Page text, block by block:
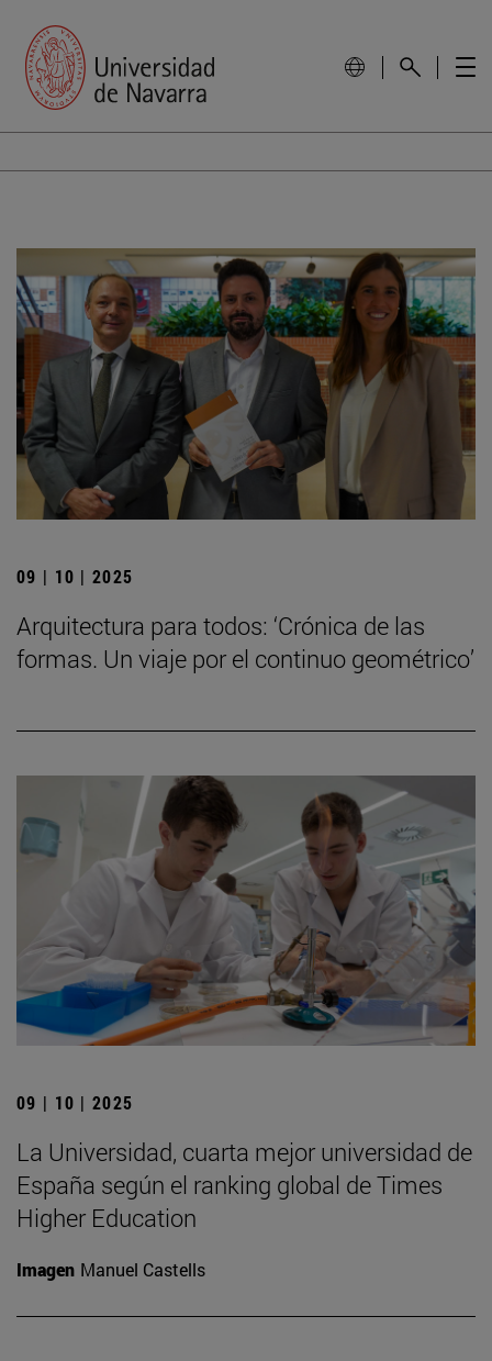
09 | 10 | 2025
Arquitectura para todos: ‘Crónica de las
formas. Un viaje por el continuo geométrico’
09 | 10 | 2025
La Universidad, cuarta mejor universidad de
España según el ranking global de Times
Higher Education
Imagen Manuel Castells